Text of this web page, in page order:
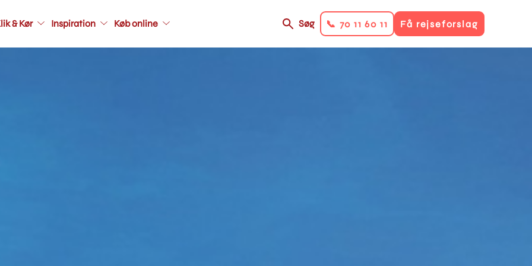
& Kør Inspiration Køb online
secondary
Søg 📞 70 11 60 11 Få rejseforslag